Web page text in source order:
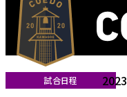
試合日程